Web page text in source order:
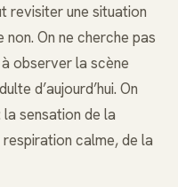
revisiter une situation
On ne cherche pas
observer la scène
d’aujourd’hui. On
sensation de la
calme, de la